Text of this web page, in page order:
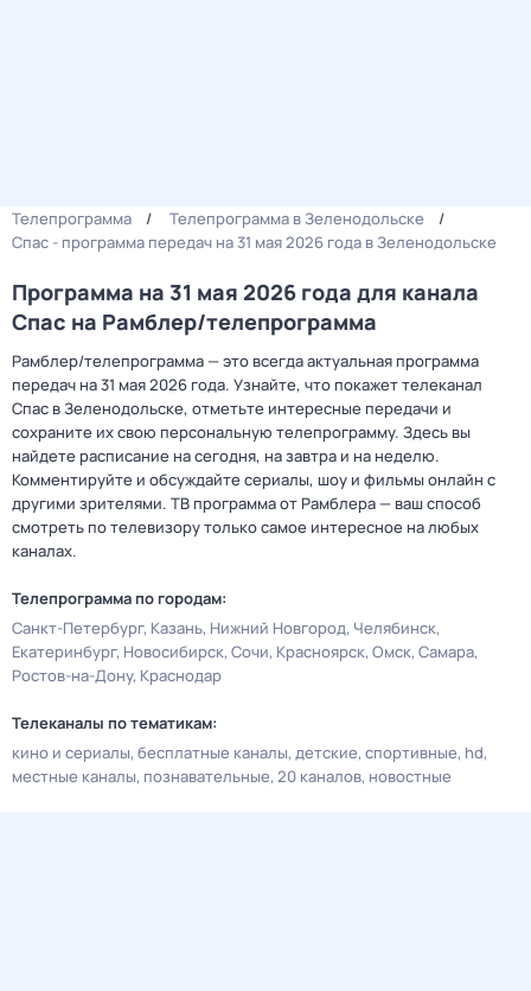
Телепрограмма
Телепрограмма в Зеленодольске
Спас - программа передач на 31 мая 2026 года в Зеленодольске
Программа на 31 мая 2026 года для канала
Спас на Рамблер/телепрограмма
Рамблер/телепрограмма — это всегда актуальная программа
передач на 31 мая 2026 года. Узнайте, что покажет телеканал
Спас в Зеленодольске, отметьте интересные передачи и
сохраните их свою персональную телепрограмму. Здесь вы
найдете расписание на сегодня, на завтра и на неделю.
Комментируйте и обсуждайте сериалы, шоу и фильмы онлайн с
другими зрителями. ТВ программа от Рамблера — ваш способ
смотреть по телевизору только самое интересное на любых
каналах.
Телепрограмма по городам:
Санкт-Петербург Казань Нижний Новгород Челябинск
Екатеринбург Новосибирск Сочи Красноярск Омск Самара
Ростов-на-Дону Краснодар
Телеканалы по тематикам:
кино и сериалы бесплатные каналы детские спортивные hd
местные каналы познавательные 20 каналов новостные